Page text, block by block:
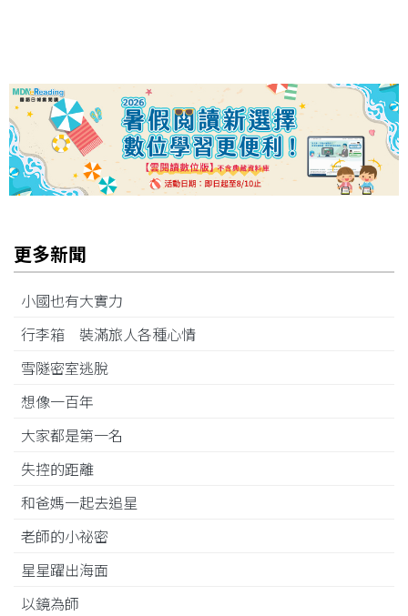
更多新聞
小國也有大實力
行李箱 裝滿旅人各種心情
雪隧密室逃脫
想像一百年
大家都是第一名
失控的距離
和爸媽一起去追星
老師的小祕密
星星躍出海面
以鏡為師